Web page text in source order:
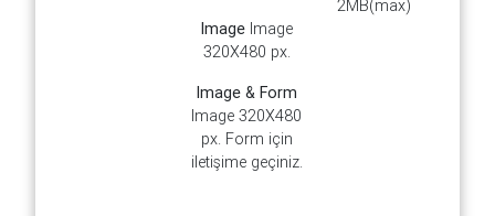
Image Image
320X480 px.
Image & Form
Image 320X480
px. Form için
iletişime geçiniz.
2MB(max)